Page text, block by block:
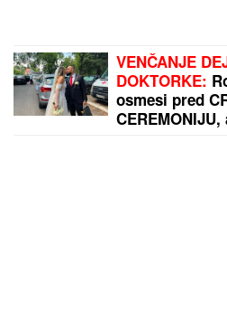
VENČANJE
DOKTORKE:
osmesi pred